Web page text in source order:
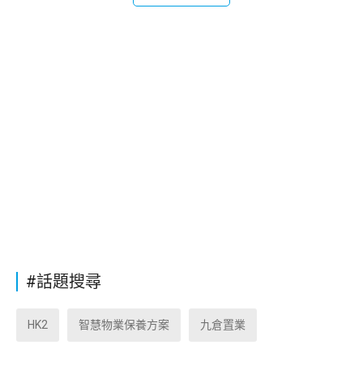
#話題搜尋
HK2 智慧物業保養方案 九倉置業